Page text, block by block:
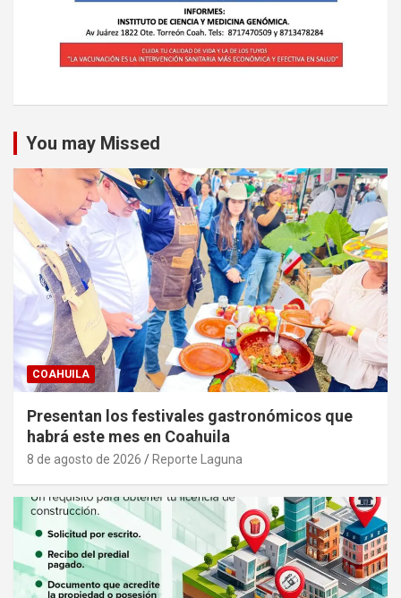
You may Missed
COAHUILA
Presentan los festivales gastronómicos que
habrá este mes en Coahuila
8 de agosto de 2026 Reporte Laguna